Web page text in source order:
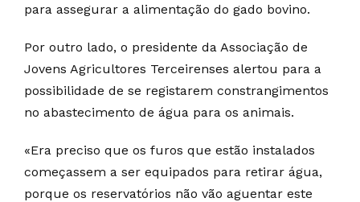
para assegurar a alimentação do gado bovino.
Por outro lado, o presidente da Associação de
Jovens Agricultores Terceirenses alertou para a
possibilidade de se registarem constrangimentos
no abastecimento de água para os animais.
«Era preciso que os furos que estão instalados
começassem a ser equipados para retirar água,
porque os reservatórios não vão aguentar este